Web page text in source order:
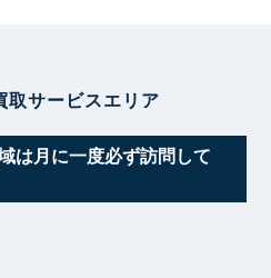
取サービスエリア
は月に一度必ず訪問して